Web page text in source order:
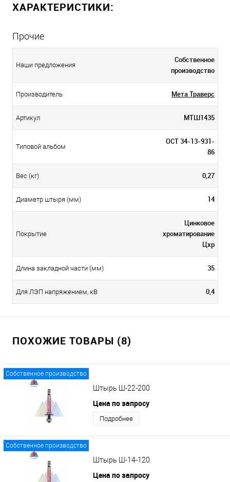
ХАРАКТЕРИСТИКИ:
Прочие
Наши предложения
Собственное
производство
Производитель Мета Траверс
Артикул МТШ1435
Типовой альбом
ОСТ 34-13-931-
86
Вес (кг) 0,27
Диаметр штыря (мм) 14
Покрытие
Цинковое
хроматирование
Цхр
Длина закладной части (мм) 35
Для ЛЭП напряжением, кВ 0,4
ПОХОЖИЕ ТОВАРЫ (8)
Собственное производство
Штырь Ш-22-200
Цена по запросу
Подробнее
Собственное производство
Штырь Ш-14-120
Цена по запросу